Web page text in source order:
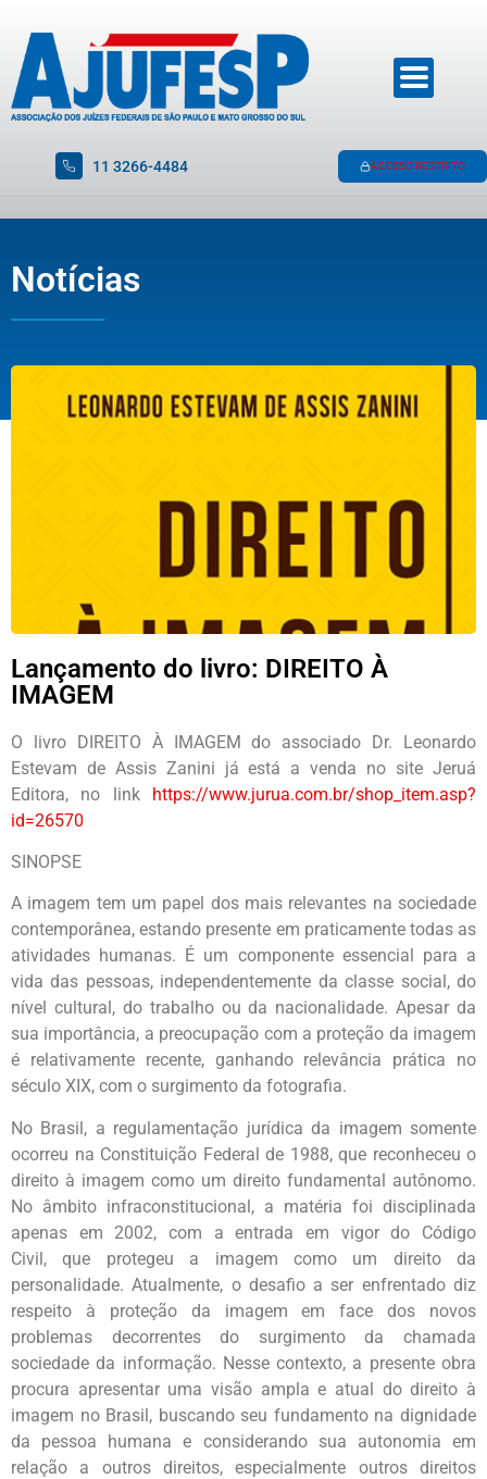
11 3266-4484 ACESSO RESTRITO
Notícias
Lançamento do livro: DIREITO À
IMAGEM
O livro DIREITO À IMAGEM do associado Dr. Leonardo
Estevam de Assis Zanini já está a venda no site Jeruá
Editora, no link https://www.jurua.com.br/shop_item.asp?
id=26570
SINOPSE
A imagem tem um papel dos mais relevantes na sociedade
contemporânea,estando presente em praticamente todas as
atividades humanas. É um componente essencial para a
vida das pessoas, independentemente daclasse social, do
nível cultural, do trabalho ou da nacionalidade.Apesar da
sua importância, a preocupação com a proteção da imagem
é relativamente recente, ganhando relevância prática no
século XIX, com o surgimento da fotografia.
No Brasil, a regulamentação jurídica da imagem somente
ocorreu na Constituição Federal de 1988, que reconheceu o
direito à imagem como um direito fundamental autônomo.
No âmbito infraconstitucional, a matéria foi disciplinada
apenas em 2002, com a entrada em vigor do Código
Civil,que protegeu a imagem como um direito da
personalidade. Atualmente, o desafio a ser enfrentado diz
respeito à proteção da imagem em face dos novos
problemas decorrentes do surgimento da chamada
sociedade da informação. Nesse contexto, a presente obra
procura apresentar uma visão ampla e atual do direito à
imagem no Brasil, buscando seu fundamento na dignidade
da pessoa humana e considerando sua autonomia em
relação a outros direitos, especialmente outros direitos